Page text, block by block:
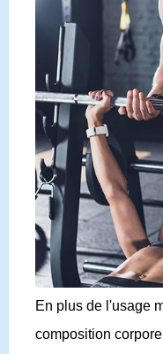
En plus de l'usage
composition